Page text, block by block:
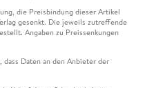
die Preisbindung dieser Artikel
gesenkt. Die jeweils zutreffende
Angaben zu Preissenkungen
Daten an den Anbieter der